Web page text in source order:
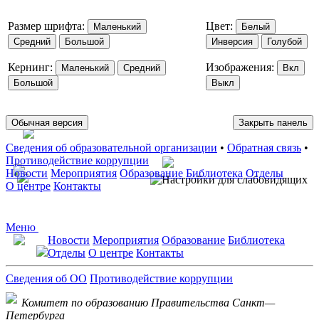
Размер шрифта:
Маленький
Средний
Большой
Кернинг: Маленький
Средний
Большой
Цвет:
Белый
Инверсия
Голубой
Изображения:
Вкл
Выкл
Обычная версия Закрыть панель
Сведения об образовательной организации • Обратная связь •
Противодействие коррупции
Новости Мероприятия Образование Библиотека Отделы
О центре Контакты
Меню
Новости Мероприятия Образование Библиотека
Отделы О центре Контакты
Сведения об ОО Противодействие коррупции
Комитет по образованию Правительства Санкт—
Петербурга